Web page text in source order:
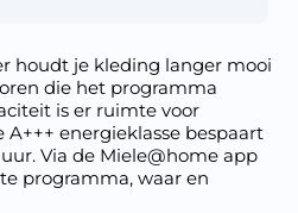
houdt je kleding langer mooi
die het programma
is er ruimte voor
energieklasse bespaart
Via de Miele@home app
programma, waar en